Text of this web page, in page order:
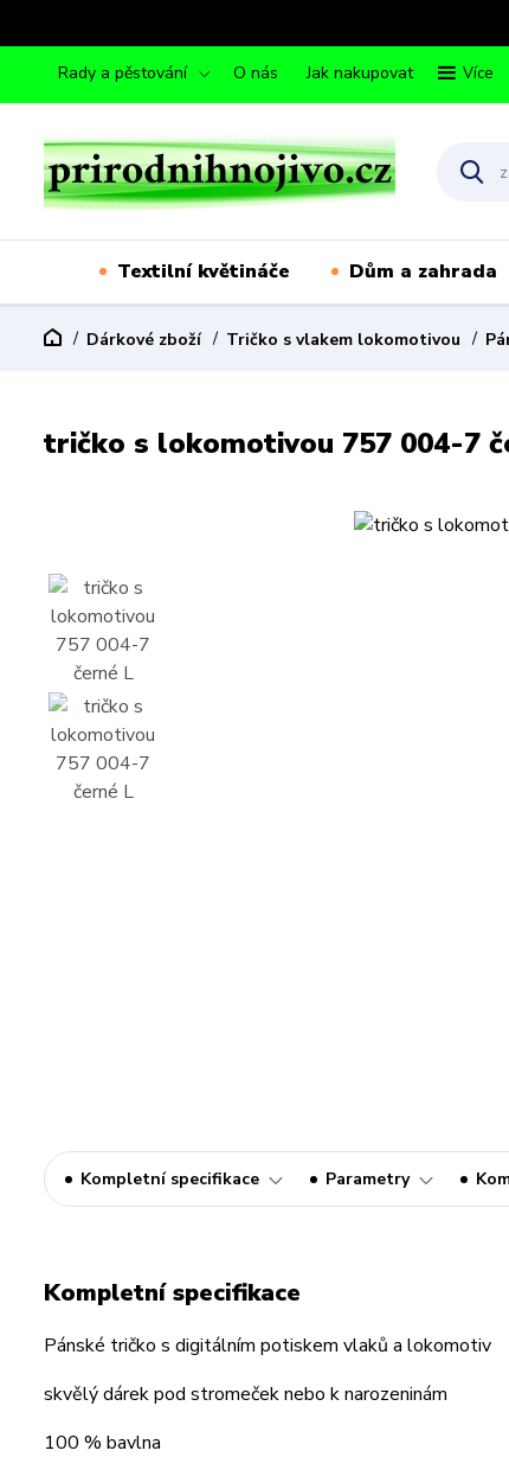
Rady a pěstování O nás Jak nakupovat Více
Textilní květináče Dům a zahrada
Dárkové zboží Tričko s vlakem lokomotivou
tričko s lokomotivou 757 004-7
Kompletní specifikace Parametry
Kompletní specifikace
Pánské tričko s digitálním potiskem vlaků a lokomotiv
skvělý dárek pod stromeček nebo k narozeninám
100 % bavlna